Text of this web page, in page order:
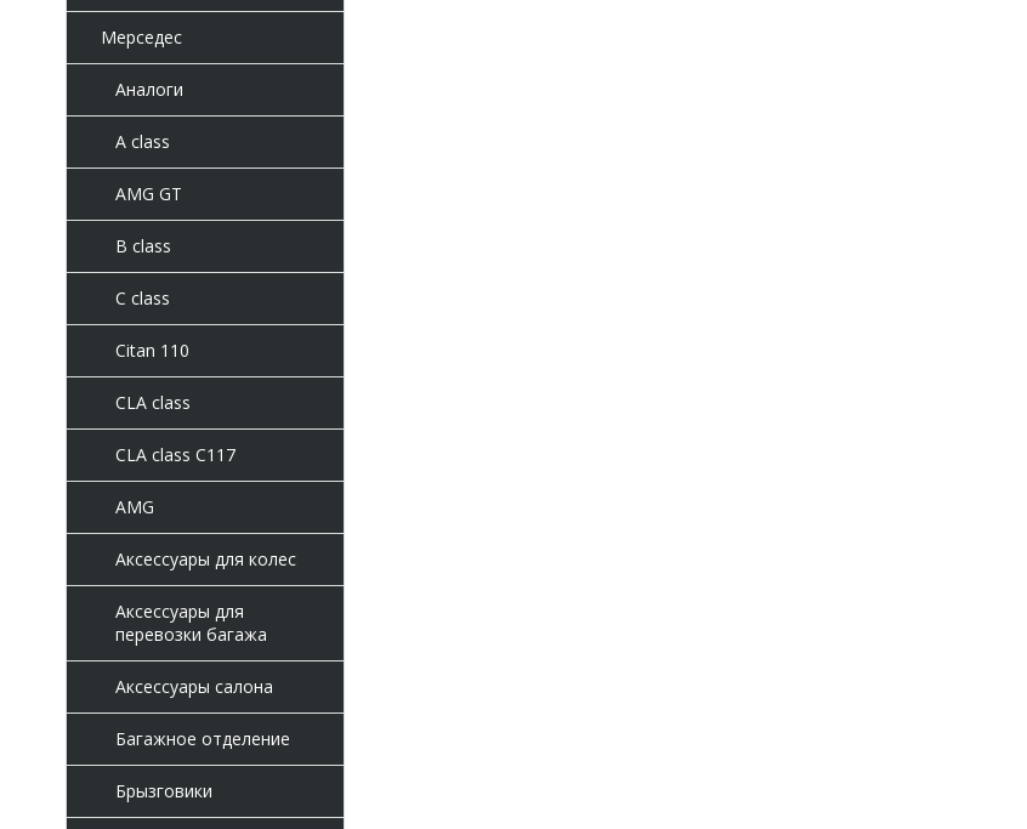
Мерседес
Аналоги
A class
AMG GT
B class
C class
Citan 110
CLA class
CLA class C117
AMG
Аксессуары для колес
Аксессуары для
перевозки багажа
Аксессуары салона
Багажное отделение
Брызговики